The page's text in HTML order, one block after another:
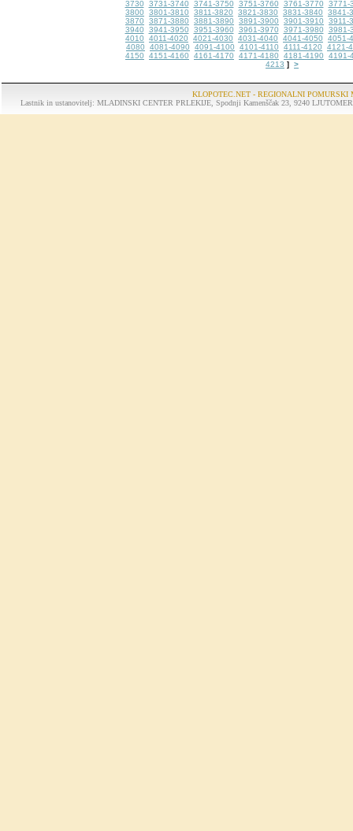
3730 3731-3740 3741-3750 3751-3760 3761-3770
3771-
3800
3801-3810 3811-3820 3821-3830 3831-3840
3841-
3870
3871-3880 3881-3890 3891-3900 3901-3910
3911-
3940
3941-3950 3951-3960 3961-3970 3971-3980
3981-
4010
4011-4020 4021-4030 4031-4040 4041-4050
4051-
4080
4081-4090 4091-4100 4101-4110 4111-4120
4121-
4150
4151-4160 4161-4170 4171-4180 4181-4190
4191-
4213 ] >
KLOPOTEC.NET - REGIONALNI POMURSKI
Lastnik in ustanovitelj: MLADINSKI CENTER PRLEKIJE, Spodnji Kamenščak 23, 9240